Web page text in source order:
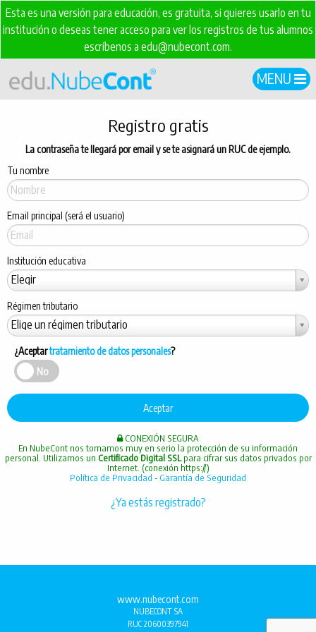
Esta es una versión para educación, es gratuita, si quieres usarlo en tu
institución o deseas tener acceso para ver los registros de tus alumnos
escríbenos a edu@nubecont.com.
MENU
Registro gratis
La contraseña te llegará por email y se te asignará un RUC de ejemplo.
Tu nombre
Email principal (será el usuario)
Institución educativa
Elegir
Institución
Régimen tributario
Elige un régimen tributario
Régimen
¿Aceptartratamiento de datos personales?
aceptar_datos_personales?
No
CONEXIÓN SEGURA
En NubeCont nos tomamos muy en serio la protección de su información
personal. Utilizamos un Certificado Digital SSLpara cifrar sus datos privados por
Internet. (conexión https://)
Política de Privacidad - Garantía de Seguridad
¿Ya estás registrado?
www.nubecont.com
NUBECONT SA
RUC 20600397941